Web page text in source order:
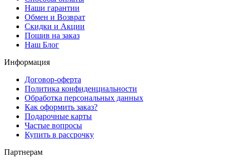
Наши гарантии
Обмен и Возврат
Скидки и Акции
Пошив на заказ
Наш Блог
Информация
Договор-оферта
Политика конфиденциальности
Обработка персональных данных
Как оформить заказ?
Подарочные карты
Частые вопросы
Купить в рассрочку
Партнерам